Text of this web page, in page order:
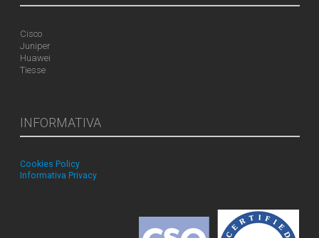
Cisco
Juniper
Huawei
Tiesse
INFORMATIVA
Cookies Policy
Informativa Privacy